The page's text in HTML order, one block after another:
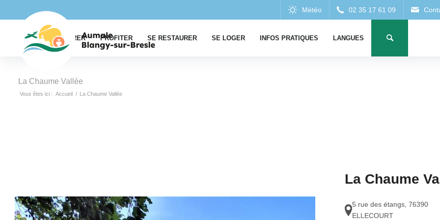
EXPLORER PROFITER SE RESTAURER SE LOGER INFOS PRATIQUES LANGUES
La Chaume Vallée
Vous êtes ici : Accueil / La Chaume Vallée
La Chaume
5 rue des étangs 76390
ELLECOURT